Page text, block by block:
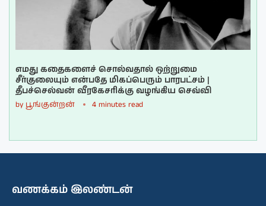
எமது கதைகளைச் சொல்வதால் ஒற்றுமை
சீர்குலையும் என்பதே மிகப்பெரும் பாரபட்சம் |
தீபச்செல்வன் வீரகேசரிக்கு வழங்கிய செவ்வி
by பூங்குன்றன் 4 minutes read
வணக்கம் இலண்டன்